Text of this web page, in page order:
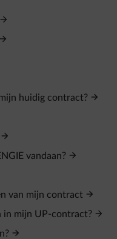
huidig contract?
vandaan?
van mijn contract
in mijn UP-contract?